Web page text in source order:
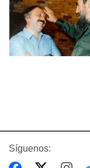
Síguenos: